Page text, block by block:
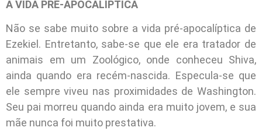
A VIDA PRÉ-APOCALÍPTICA
Não se sabe muito sobre a vida pré-apocalíptica de
Ezekiel. Entretanto, sabe-se que ele era tratador de
animais em um Zoológico, onde conheceu Shiva,
ainda quando era recém-nascida. Especula-se que
ele sempre viveu nas proximidades de Washington.
Seu pai morreu quando ainda era muito jovem, e sua
mãe nunca foi muito prestativa.